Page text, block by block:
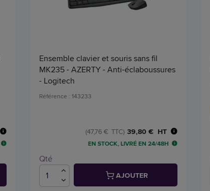
Ensemble clavier et souris sans fil
MK235 - AZERTY - Anti-éclaboussures
- Logitech
Référence : 143233
39,80 € HT
(47,76 € TTC)
EN STOCK, LIVRÉ EN 24/48H
Qté
AJOUTER